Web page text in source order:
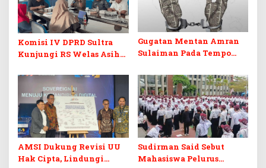
Komisi IV DPRD Sultra
Kunjungi RS Welas Asih
TPK hingga Layanan
Medis Canggih
Gugatan Mentan Amran
Sulaiman Pada Tempo
Pers
AMSI Dukung Revisi UU
Hak Cipta, Lindungi
Sudirman Said Sebut
Mahasiswa Pelurus